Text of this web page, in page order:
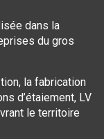
dans la
du gros
la fabrication
d’étaiement, LV
le territoire